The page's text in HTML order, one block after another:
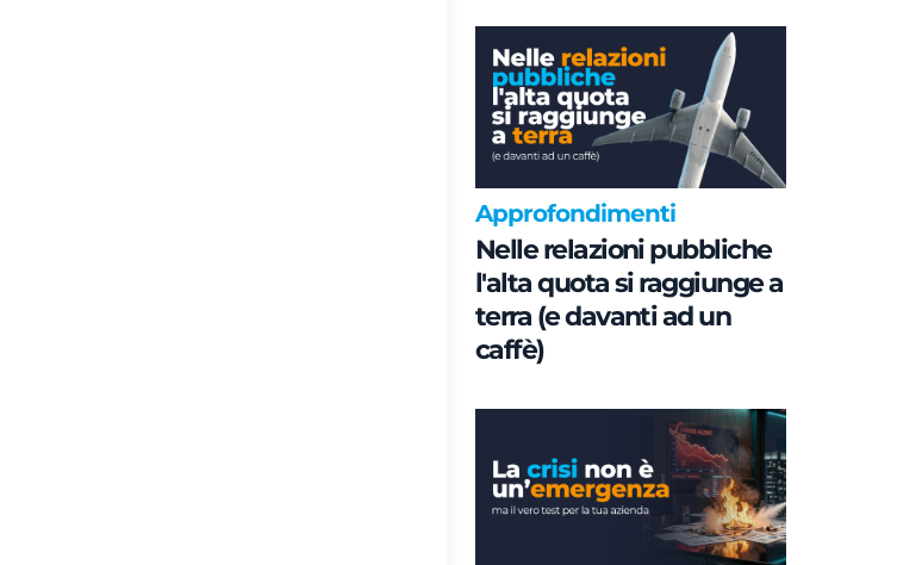
Approfondimenti
Nelle relazioni pubbliche
l'alta quota si raggiunge a
terra (e davanti ad un
caffè)